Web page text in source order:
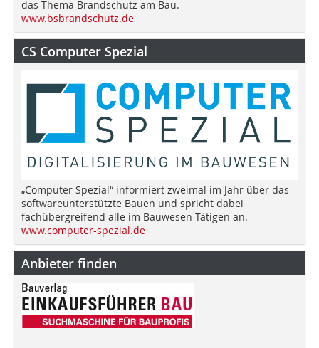
das Thema Brandschutz am Bau.
www.bsbrandschutz.de
CS Computer Spezial
„Computer Spezial“ informiert zweimal im Jahr über das
softwareunterstützte Bauen und spricht dabei
fachübergreifend alle im Bauwesen Tätigen an.
www.computer-spezial.de
Anbieter finden